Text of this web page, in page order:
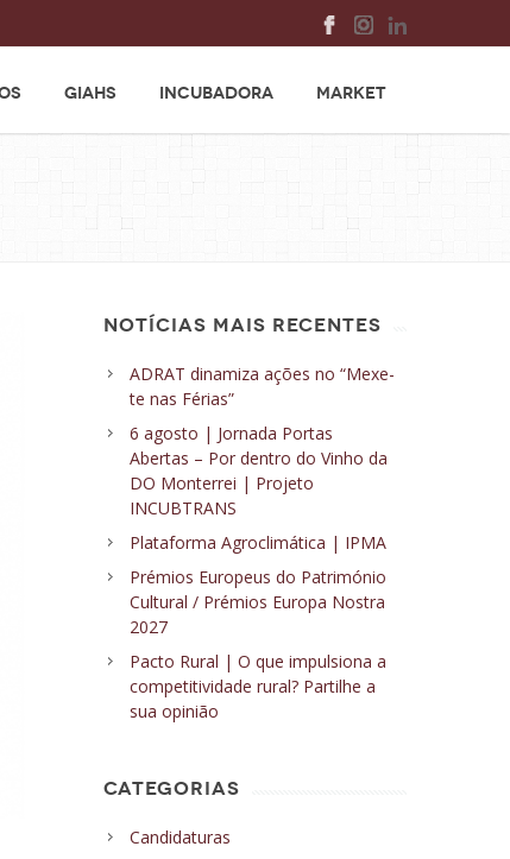
GIAHS INCUBADORA MARKET
NOTÍCIAS MAIS RECENTES
ADRAT dinamiza ações no “Mexe-
te nas Férias”
6 agosto | Jornada Portas
Abertas – Por dentro do Vinho da
DO Monterrei | Projeto
INCUBTRANS
Plataforma Agroclimática | IPMA
Prémios Europeus do Património
Cultural / Prémios Europa Nostra
2027
Pacto Rural | O que impulsiona a
competitividade rural? Partilhe a
sua opinião
CATEGORIAS
Candidaturas